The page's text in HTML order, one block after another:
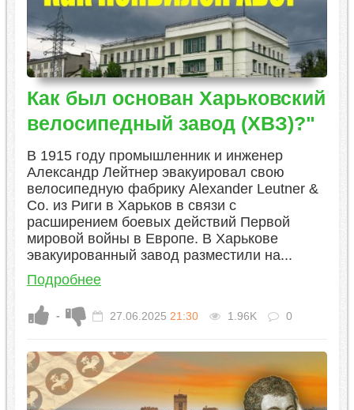
Как был основан Харьковский
велосипедный завод (ХВЗ)?"
В 1915 году промышленник и инженер
Александр Лейтнер эвакуировал свою
велосипедную фабрику Alexander Leutner &
Co. из Риги в Харьков в связи с
расширением боевых действий Первой
мировой войны в Европе. В Харькове
эвакуированный завод разместили на...
Подробнее
- 27.06.2025 21:30 1.96K 0